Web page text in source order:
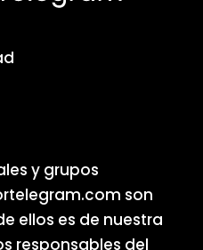
y grupos
son
ellos es de nuestra
responsables del